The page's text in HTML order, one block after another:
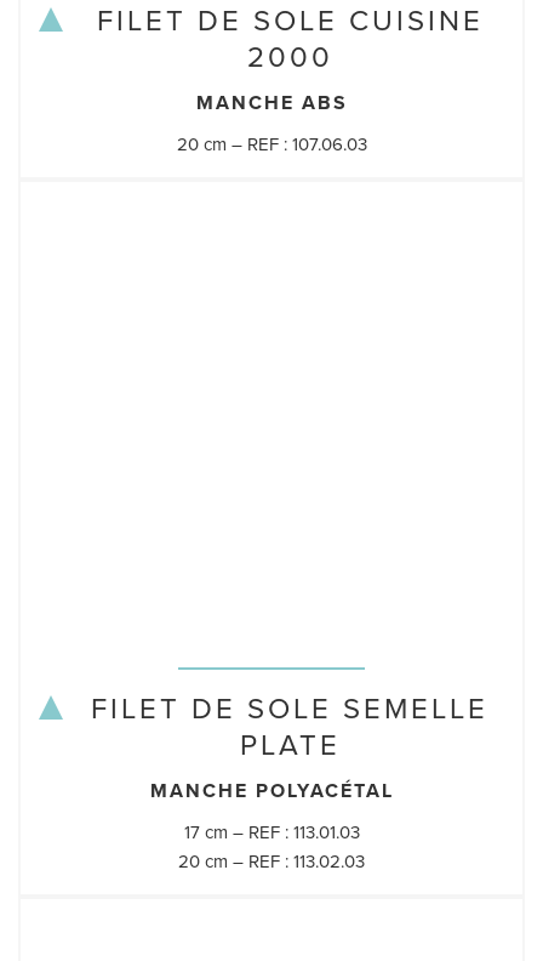
FILET DE SOLE CUISINE
2000
MANCHE ABS
20 cm – REF : 107.06.03
FILET DE SOLE SEMELLE
PLATE
MANCHE POLYACÉTAL
17 cm – REF : 113.01.03
20 cm – REF : 113.02.03